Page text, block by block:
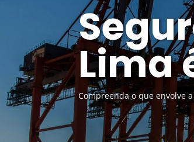
Lima
Compreenda o que envolve